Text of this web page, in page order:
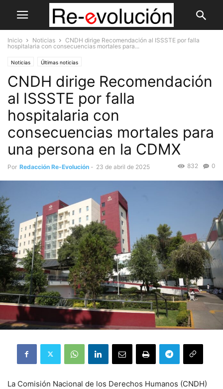
Inicio Noticias
CNDH dirige Recomendación al ISSSTE por falla
hospitalaria con consecuencias mortales para...
Noticias Últimas noticias
CNDH dirige Recomendación
al ISSSTE por falla
hospitalaria con
consecuencias mortales para
una persona en la CDMX
Por Redacción Re-Evolución - 23 de abril de 2025 0
832
La Comisión Nacional de los Derechos Humanos (CNDH)